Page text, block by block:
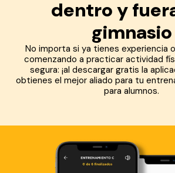
dentro y
gimnasio
No importa si ya tienes experiencia
comenzando a practicar actividad
segura: ¡al descargar gratis la
obtienes el mejor aliado para tu
para alumnos.